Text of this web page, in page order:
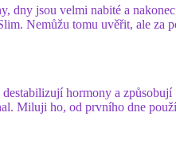
dny jsou velmi nabité a
Nemůžu tomu uvěřit, ale za
hormony a způsobují
Miluji ho, od prvního dne